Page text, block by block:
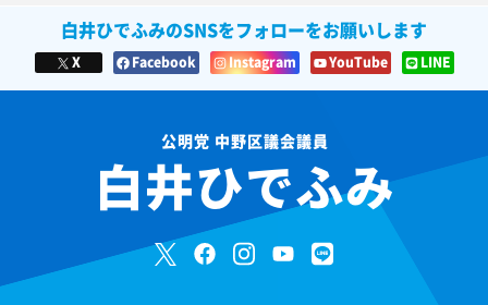
白井ひでふみのSNSをフォローをお願いします
X Facebook Instagram YouTube LINE
公明党 中野区議会議員
白井ひでふみ